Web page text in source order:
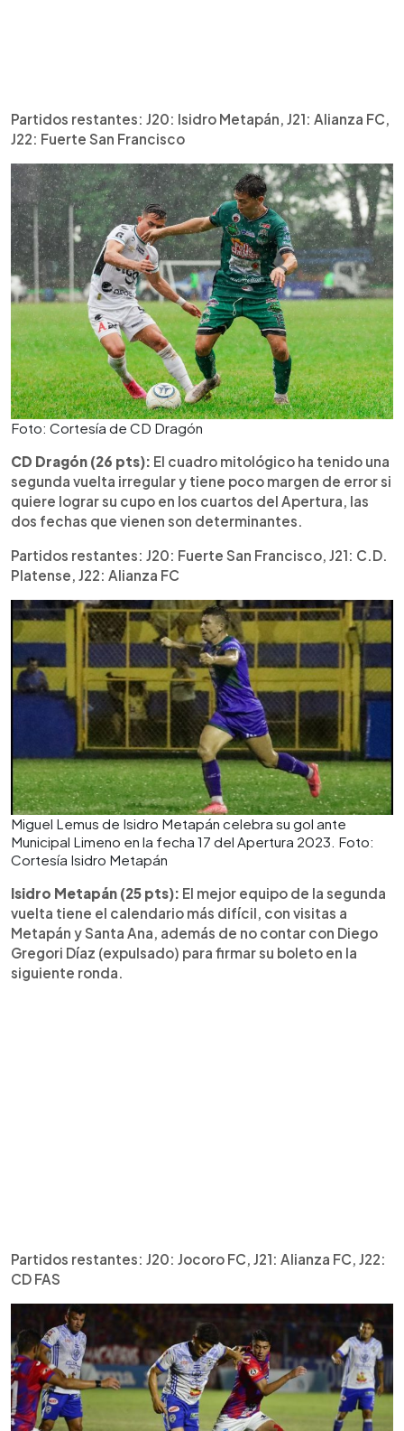
Partidos restantes: J20: Isidro Metapán, J21: Alianza FC,
J22: Fuerte San Francisco
Foto: Cortesía de CD Dragón
CD Dragón (26 pts): El cuadro mitológico ha tenido una
segunda vuelta irregular y tiene poco margen de error si
quiere lograr su cupo en los cuartos del Apertura, las
dos fechas que vienen son determinantes.
Partidos restantes: J20: Fuerte San Francisco, J21: C.D.
Platense, J22: Alianza FC
Miguel Lemus de Isidro Metapán celebra su gol ante
Municipal Limeno en la fecha 17 del Apertura 2023. Foto:
Cortesía Isidro Metapán
Isidro Metapán (25 pts): El mejor equipo de la segunda
vuelta tiene el calendario más difícil, con visitas a
Metapán y Santa Ana, además de no contar con Diego
Gregori Díaz (expulsado) para firmar su boleto en la
siguiente ronda.
Partidos restantes: J20: Jocoro FC, J21: Alianza FC, J22:
CD FAS